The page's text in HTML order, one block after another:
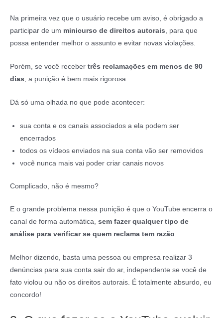
Na primeira vez que o usuário recebe um aviso, é obrigado a
participar de um minicurso de direitos autorais, para que
possa entender melhor o assunto e evitar novas violações.
Porém, se você receber três reclamações em menos de 90
dias, a punição é bem mais rigorosa.
Dá só uma olhada no que pode acontecer:
sua conta e os canais associados a ela podem ser
encerrados
todos os vídeos enviados na sua conta vão ser removidos
você nunca mais vai poder criar canais novos
Complicado, não é mesmo?
E o grande problema nessa punição é que o YouTube encerra o
canal de forma automática, sem fazer qualquer tipo de
análise para verificar se quem reclama tem razão.
Melhor dizendo, basta uma pessoa ou empresa realizar 3
denúncias para sua conta sair do ar, independente se você de
fato violou ou não os direitos autorais. É totalmente absurdo, eu
concordo!